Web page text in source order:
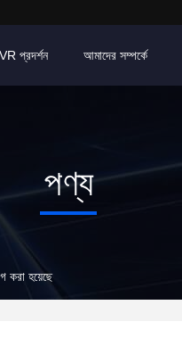
VR প্রদর্শন আমাদের সম্পর্কে
পণ্য
করা হয়েছে